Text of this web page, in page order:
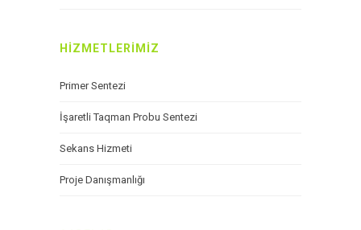
HIZMETLERIMIZ
Primer Sentezi
İşaretli Taqman Probu Sentezi
Sekans Hizmeti
Proje Danışmanlığı